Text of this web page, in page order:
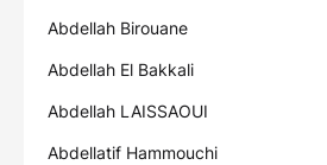
Abdellah Birouane
Abdellah El Bakkali
Abdellah LAISSAOUI
Abdellatif Hammouchi